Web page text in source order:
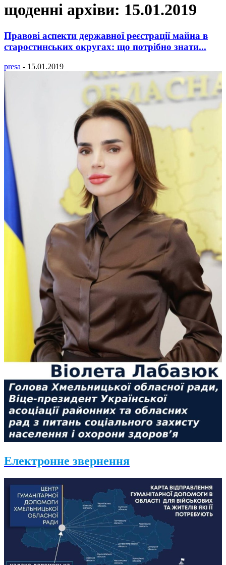
щоденні архіви: 15.01.2019
Правові аспекти державної реєстрації майна в
старостинських округах: що потрібно знати...
presa - 15.01.2019
Електронне звернення